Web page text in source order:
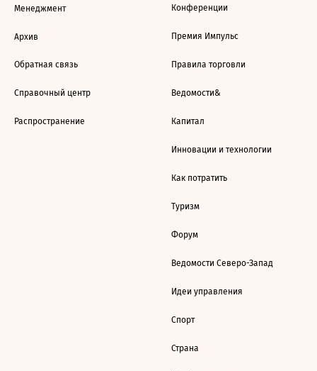
Менеджмент
Архив
Обратная связь
Справочный центр
Распространение
Конференции
Премия Импульс
Правила торговли
Ведомости&
Капитал
Инновации и технологии
Как потратить
Туризм
Форум
Ведомости Северо-Запад
Идеи управления
Спорт
Страна